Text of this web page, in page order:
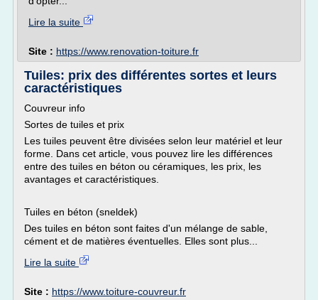
Lire la suite
Site : https://www.renovation-toiture.fr
Tuiles: prix des différentes sortes et leurs
caractéristiques
Couvreur info
Sortes de tuiles et prix
Les tuiles peuvent être divisées selon leur matériel et leur
forme. Dans cet article, vous pouvez lire les différences
entre des tuiles en béton ou céramiques, les prix, les
avantages et caractéristiques.
Tuiles en béton (sneldek)
Des tuiles en béton sont faites d'un mélange de sable,
cément et de matières éventuelles. Elles sont plus...
Lire la suite
Site : https://www.toiture-couvreur.fr